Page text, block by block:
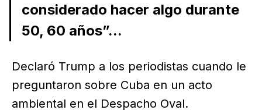
considerado hacer algo durante
50, 60 años”...
Declaró Trump a los periodistas cuando le
preguntaron sobre Cuba en un acto
ambiental en el Despacho Oval.